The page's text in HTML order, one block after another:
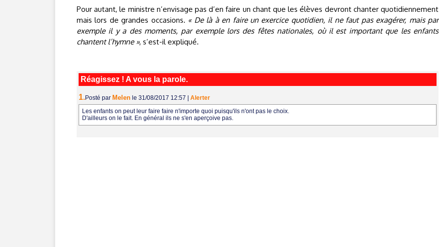
Pour autant, le ministre n’envisage pas d’en faire un chant que les élèves devront chanter quotidiennement
mais lors de grandes occasions. « De là à en faire un exercice quotidien, il ne faut pas exagérer, mais par
exemple il y a des moments, par exemple lors des fêtes nationales, où il est important que les enfants
chantent l’hymne », s’est-il expliqué.
Réagissez ! A vous la parole.
1.Posté par Melen le 31/08/2017 12:57
Alerter
Les enfants on peut leur faire faire n'importe quoi puisqu'ils n'ont pas le choix.
D'ailleurs on le fait. En général ils ne s'en aperçoive pas.